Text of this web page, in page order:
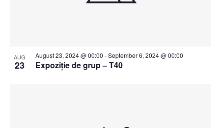
AUG
23 Expoziție de grup – T40
August 23, 2024 @ 00:00 -September 6, 2024 @ 00:00